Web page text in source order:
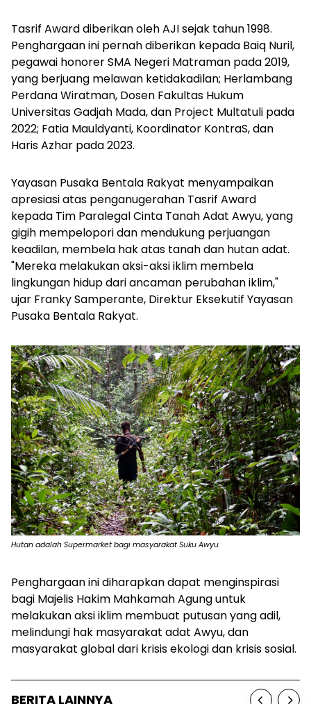
Tasrif Award diberikan oleh AJI sejak tahun 1998.
Penghargaan ini pernah diberikan kepada Baiq Nuril,
pegawai honorer SMA Negeri Matraman pada 2019,
yang berjuang melawan ketidakadilan; Herlambang
Perdana Wiratman, Dosen Fakultas Hukum
Universitas Gadjah Mada, dan Project Multatuli pada
2022; Fatia Mauldyanti, Koordinator KontraS, dan
Haris Azhar pada 2023.
Yayasan Pusaka Bentala Rakyat menyampaikan
apresiasi atas penganugerahan Tasrif Award
kepada Tim Paralegal Cinta Tanah Adat Awyu, yang
gigih mempelopori dan mendukung perjuangan
keadilan, membela hak atas tanah dan hutan adat.
"Mereka melakukan aksi-aksi iklim membela
lingkungan hidup dari ancaman perubahan iklim,"
ujar Franky Samperante, Direktur Eksekutif Yayasan
Pusaka Bentala Rakyat.
Hutan adalah Supermarket bagi masyarakat Suku Awyu.
Penghargaan ini diharapkan dapat menginspirasi
bagi Majelis Hakim Mahkamah Agung untuk
melakukan aksi iklim membuat putusan yang adil,
melindungi hak masyarakat adat Awyu, dan
masyarakat global dari krisis ekologi dan krisis sosial.
BERITA LAINNYA